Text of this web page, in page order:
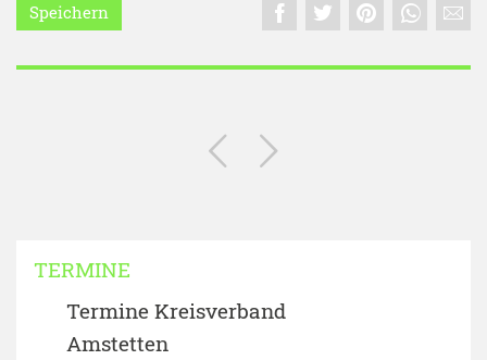
Speichern
TERMINE
Termine Kreisverband
Amstetten